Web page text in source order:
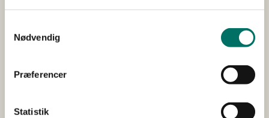
Nødvendig
Præferencer
Statistik
nonylphenolethoxylatphosphat (NPEOP) ved at udvikle
forseglende effekt.
Slutrapport (pdf)